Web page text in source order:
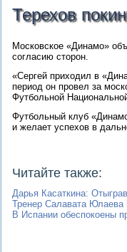
Терехов
Московское «Динамо»
согласию сторон.
«Сергей приходил в
период он провел за
Футбольной
Футбольный клуб
и желает успехов в
Читайте также:
Дарья Касаткина:
Тренер Салавата Юлаева
В Испании обеспокоены